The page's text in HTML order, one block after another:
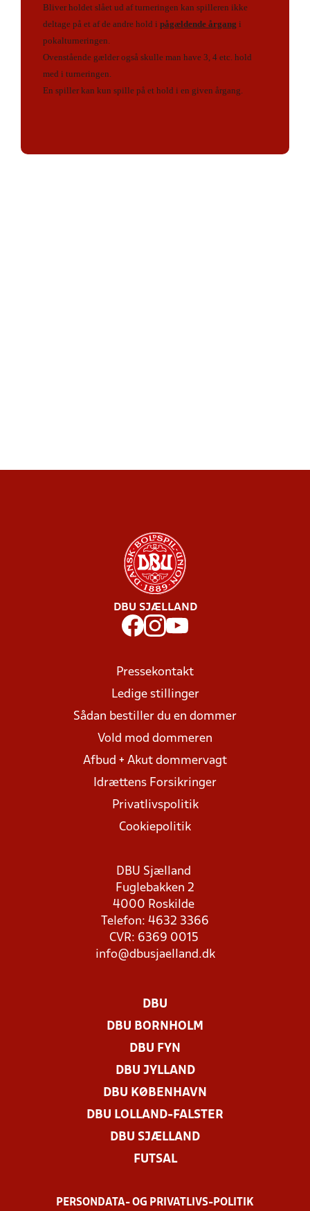
Bliver holdet slået ud af turneringen kan spilleren ikke
deltage på et af de andre hold i pågældende årgang i
pokalturneringen.
Ovenstående gælder også skulle man have 3, 4 etc. hold
med i turneringen.
En spiller kan kun spille på et hold i en given årgang.
DBU SJÆLLAND
Pressekontakt
Ledige stillinger
Sådan bestiller du en dommer
Vold mod dommeren
Afbud + Akut dommervagt
Idrættens Forsikringer
Privatlivspolitik
Cookiepolitik
DBU Sjælland
Fuglebakken 2
4000 Roskilde
Telefon: 4632 3366
CVR: 6369 0015
info@dbusjaelland.dk
DBU
DBU BORNHOLM
DBU FYN
DBU JYLLAND
DBU KØBENHAVN
DBU LOLLAND-FALSTER
DBU SJÆLLAND
FUTSAL
PERSONDATA- OG PRIVATLIVS-POLITIK